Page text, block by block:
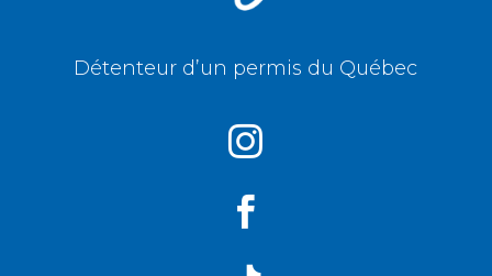
Détenteur d’un permis du Québec

